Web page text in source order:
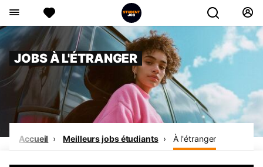
JOBS À L'ÉTRANGER
Accueil Meilleurs jobs étudiants À l'étranger